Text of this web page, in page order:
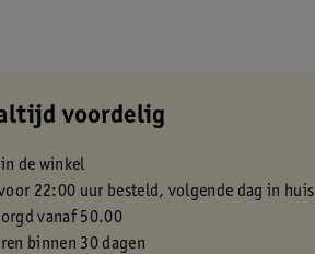
voordelig
de winkel
22:00 uur besteld, volgende dag in huis
vanaf 50.00
binnen 30 dagen